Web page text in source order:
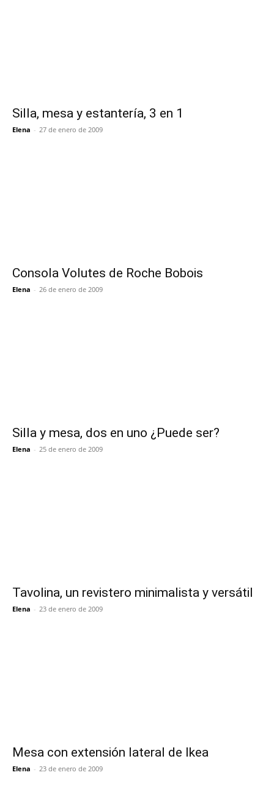
Silla, mesa y estantería, 3 en 1
Elena - 27 de enero de 2009
Consola Volutes de Roche Bobois
Elena - 26 de enero de 2009
Silla y mesa, dos en uno ¿Puede ser?
Elena - 25 de enero de 2009
Tavolina, un revistero minimalista y versátil
Elena - 23 de enero de 2009
Mesa con extensión lateral de Ikea
Elena - 23 de enero de 2009